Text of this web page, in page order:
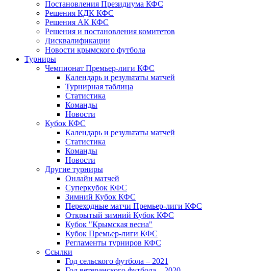
Постановления Президиума КФС
Решения КДК КФС
Решения АК КФС
Решения и постановления комитетов
Дисквалификации
Новости крымского футбола
Турниры
Чемпионат Премьер-лиги КФС
Календарь и результаты матчей
Турнирная таблица
Статистика
Команды
Новости
Кубок КФС
Календарь и результаты матчей
Статистика
Команды
Новости
Другие турниры
Онлайн матчей
Суперкубок КФС
Зимний Кубок КФС
Переходные матчи Премьер-лиги КФС
Открытый зимний Кубок КФС
Кубок "Крымская весна"
Кубок Премьер-лиги КФС
Регламенты турниров КФС
Ссылки
Год сельского футбола – 2021